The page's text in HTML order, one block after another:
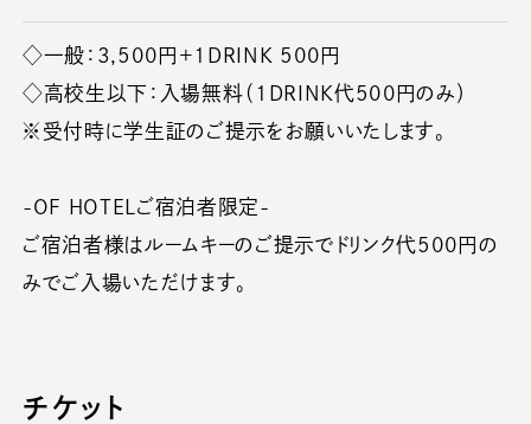
◇一般：3,500円+1DRINK 500円
◇高校生以下：入場無料（1DRINK代500円のみ）
※受付時に学生証のご提示をお願いいたします。
-OF HOTELご宿泊者限定-
ご宿泊者様はルームキーのご提示でドリンク代500円の
みでご入場いただけます。
チケット